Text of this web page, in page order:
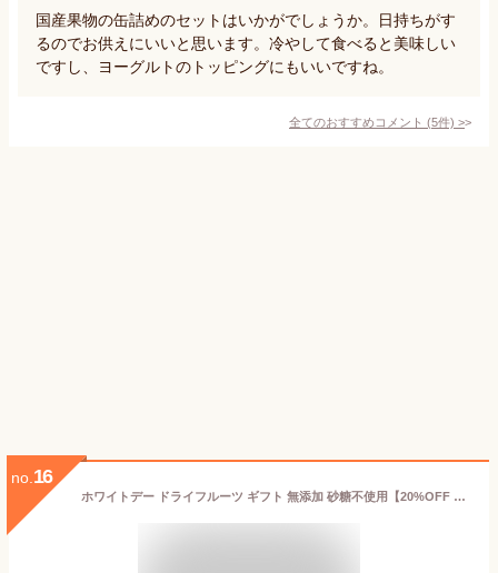
国産果物の缶詰めのセットはいかがでしょうか。日持ちがす
るのでお供えにいいと思います。冷やして食べると美味しい
ですし、ヨーグルトのトッピングにもいいですね。
全てのおすすめコメント (5件) >
no. 16
ホワイトデー ドライフルーツ ギフト 無添加 砂糖不使用【20%OFF クーポン 配布中】【フルセレ 2本セット】フリーズドライ いちご 砂糖不使用 無添加 高級 プレゼント おしゃれ ミックス ドライいちご パイン いちじく ブルーベリー キウイ ヨーグルト【送料無料】